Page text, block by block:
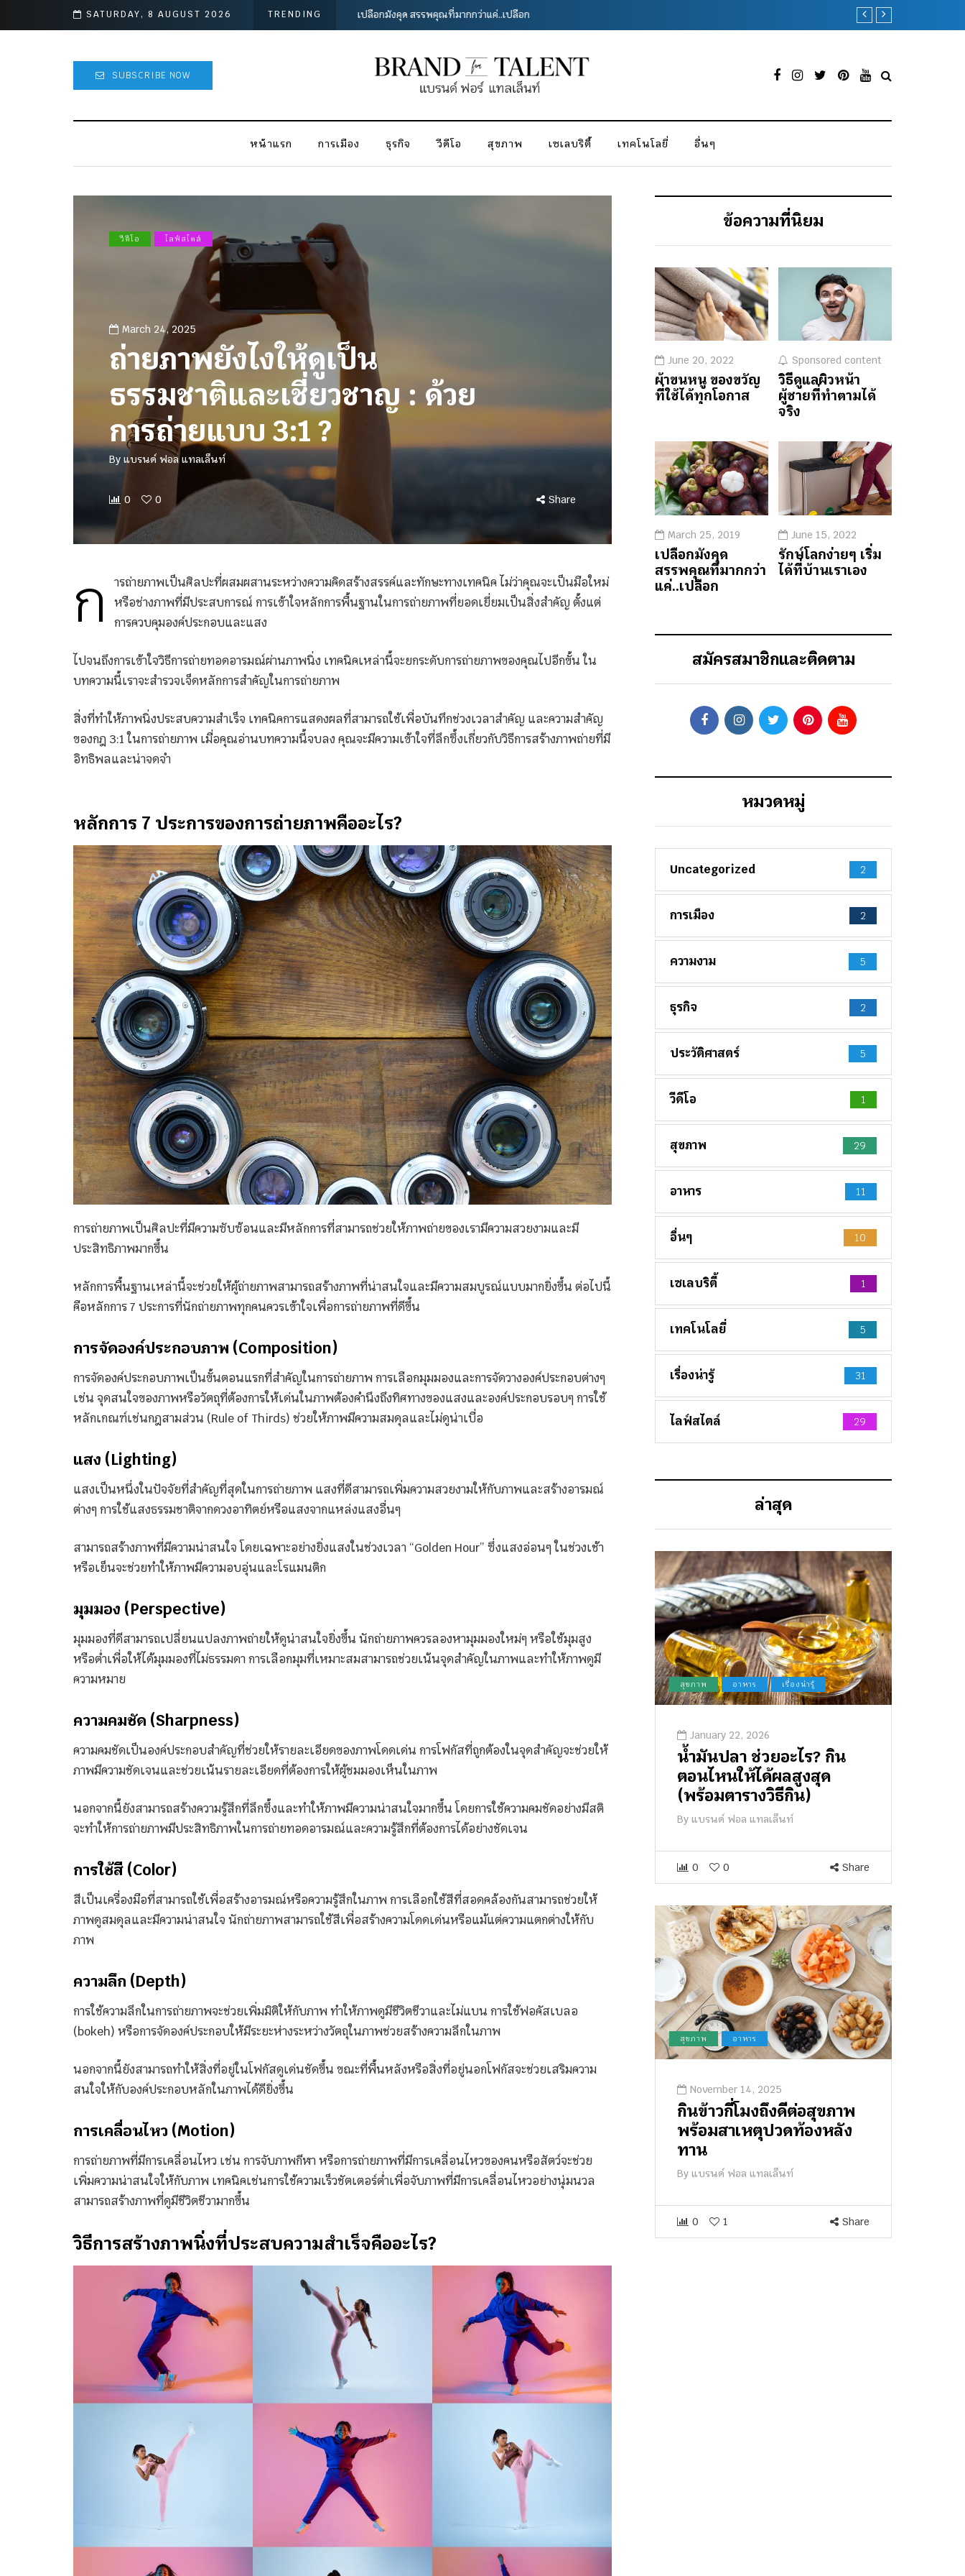
SATURDAY, 8 AUGUST 2026 TRENDING รักษ์โลกง่ายๆ เริ่มได้ที่บ้านเราเอง ผ้าขนหนู ของขวัญที่
SUBSCRIBE NOW
หน้าแรก การเมือง ธุรกิจ วีดีโอ สุขภาพ เซเลบริตี้ เทคโนโลยี่ อื่นๆ
วีดีโอ ไลฟ์สไตล์
March 24, 2025
ถ่ายภาพยังไงให้ดูเป็น
ธรรมชาติและเชี่ยวชาญ : ด้วย
การถ่ายแบบ 3:1 ?
By แบรนด์ ฟอล แทลเล็นท์
0 0 Share
ก
ารถ่ายภาพเป็นศิลปะที่ผสมผสานระหว่างความคิดสร้างสรรค์และทักษะทางเทคนิค ไม่ว่าคุณจะเป็นมือใหม่
หรือช่างภาพที่มีประสบการณ์ การเข้าใจหลักการพื้นฐานในการถ่ายภาพที่ยอดเยี่ยมเป็นสิ่งสำคัญ ตั้งแต่
การควบคุมองค์ประกอบและแสง
ไปจนถึงการเข้าใจวิธีการถ่ายทอดอารมณ์ผ่านภาพนิ่ง เทคนิคเหล่านี้จะยกระดับการถ่ายภาพของคุณไปอีกขั้น ใน
บทความนี้เราจะสำรวจเจ็ดหลักการสำคัญในการถ่ายภาพ
สิ่งที่ทำให้ภาพนิ่งประสบความสำเร็จ เทคนิคการแสดงผลที่สามารถใช้เพื่อบันทึกช่วงเวลาสำคัญ และความสำคัญ
ของกฎ 3:1 ในการถ่ายภาพ เมื่อคุณอ่านบทความนี้จบลง คุณจะมีความเข้าใจที่ลึกซึ้งเกี่ยวกับวิธีการสร้างภาพถ่ายที่มี
อิทธิพลและน่าจดจำ
หลักการ 7 ประการของการถ่ายภาพคืออะไร?
การถ่ายภาพเป็นศิลปะที่มีความซับซ้อนและมีหลักการที่สามารถช่วยให้ภาพถ่ายของเรามีความสวยงามและมี
ประสิทธิภาพมากขึ้น
หลักการพื้นฐานเหล่านี้จะช่วยให้ผู้ถ่ายภาพสามารถสร้างภาพที่น่าสนใจและมีความสมบูรณ์แบบมากยิ่งขึ้น ต่อไปนี้
คือหลักการ 7 ประการที่นักถ่ายภาพทุกคนควรเข้าใจเพื่อการถ่ายภาพที่ดีขึ้น
การจัดองค์ประกอบภาพ (Composition)
การจัดองค์ประกอบภาพเป็นขั้นตอนแรกที่สำคัญในการถ่ายภาพ การเลือกมุมมองและการจัดวางองค์ประกอบต่างๆ
เช่น จุดสนใจของภาพหรือวัตถุที่ต้องการให้เด่นในภาพต้องคำนึงถึงทิศทางของแสงและองค์ประกอบรอบๆ การใช้
หลักเกณฑ์เช่นกฎสามส่วน (Rule of Thirds) ช่วยให้ภาพมีความสมดุลและไม่ดูน่าเบื่อ
แสง (Lighting)
แสงเป็นหนึ่งในปัจจัยที่สำคัญที่สุดในการถ่ายภาพ แสงที่ดีสามารถเพิ่มความสวยงามให้กับภาพและสร้างอารมณ์
ต่างๆ การใช้แสงธรรมชาติจากดวงอาทิตย์หรือแสงจากแหล่งแสงอื่นๆ
สามารถสร้างภาพที่มีความน่าสนใจ โดยเฉพาะอย่างยิ่งแสงในช่วงเวลา “Golden Hour” ซึ่งแสงอ่อนๆ ในช่วงเช้า
หรือเย็นจะช่วยทำให้ภาพมีความอบอุ่นและโรแมนติก
มุมมอง (Perspective)
มุมมองที่ดีสามารถเปลี่ยนแปลงภาพถ่ายให้ดูน่าสนใจยิ่งขึ้น นักถ่ายภาพควรลองหามุมมองใหม่ๆ หรือใช้มุมสูง
หรือต่ำเพื่อให้ได้มุมมองที่ไม่ธรรมดา การเลือกมุมที่เหมาะสมสามารถช่วยเน้นจุดสำคัญในภาพและทำให้ภาพดูมี
ความหมาย
ความคมชัด (Sharpness)
ความคมชัดเป็นองค์ประกอบสำคัญที่ช่วยให้รายละเอียดของภาพโดดเด่น การโฟกัสที่ถูกต้องในจุดสำคัญจะช่วยให้
ภาพมีความชัดเจนและช่วยเน้นรายละเอียดที่ต้องการให้ผู้ชมมองเห็นในภาพ
นอกจากนี้ยังสามารถสร้างความรู้สึกที่ลึกซึ้งและทำให้ภาพมีความน่าสนใจมากขึ้น โดยการใช้ความคมชัดอย่างมีสติ
จะทำให้การถ่ายภาพมีประสิทธิภาพในการถ่ายทอดอารมณ์และความรู้สึกที่ต้องการได้อย่างชัดเจน
การใช้สี (Color)
สีเป็นเครื่องมือที่สามารถใช้เพื่อสร้างอารมณ์หรือความรู้สึกในภาพ การเลือกใช้สีที่สอดคล้องกันสามารถช่วยให้
ภาพดูสมดุลและมีความน่าสนใจ นักถ่ายภาพสามารถใช้สีเพื่อสร้างความโดดเด่นหรือแม้แต่ความแตกต่างให้กับ
ภาพ
ความลึก (Depth)
การใช้ความลึกในการถ่ายภาพจะช่วยเพิ่มมิติให้กับภาพ ทำให้ภาพดูมีชีวิตชีวาและไม่แบน การใช้ฟอคัสเบลอ
(bokeh) หรือการจัดองค์ประกอบให้มีระยะห่างระหว่างวัตถุในภาพช่วยสร้างความลึกในภาพ
นอกจากนี้ยังสามารถทำให้สิ่งที่อยู่ในโฟกัสดูเด่นชัดขึ้น ขณะที่พื้นหลังหรือสิ่งที่อยู่นอกโฟกัสจะช่วยเสริมความ
สนใจให้กับองค์ประกอบหลักในภาพได้ดียิ่งขึ้น
การเคลื่อนไหว (Motion)
การถ่ายภาพที่มีการเคลื่อนไหว เช่น การจับภาพกีฬา หรือการถ่ายภาพที่มีการเคลื่อนไหวของคนหรือสัตว์จะช่วย
เพิ่มความน่าสนใจให้กับภาพ เทคนิคเช่นการใช้ความเร็วชัตเตอร์ต่ำเพื่อจับภาพที่มีการเคลื่อนไหวอย่างนุ่มนวล
สามารถสร้างภาพที่ดูมีชีวิตชีวามากขึ้น
วิธีการสร้างภาพนิ่งที่ประสบความสำเร็จคืออะไร?
ข้อความที่นิยม
June 20, 2022
ผ้าขนหนู ของขวัญ
ที่ใช้ได้ทุกโอกาส
Sponsored content
วิธีดูแลผิวหน้า
ผู้ชายที่ทำตามได้
จริง
March 25, 2019
เปลือกมังคุด
สรรพคุณที่มากกว่า
แค่..เปลือก
June 15, 2022
รักษ์โลกง่ายๆ เริ่ม
ได้ที่บ้านเราเอง
สมัครสมาชิกและติดตาม
หมวดหมู่
Uncategorized 2
การเมือง 2
ความงาม 5
ธุรกิจ 2
ประวัติศาสตร์ 5
วีดีโอ 1
สุขภาพ 29
อาหาร 11
อื่นๆ 10
เซเลบริตี้ 1
เทคโนโลยี่ 5
เรื่องน่ารู้ 31
ไลฟ์สไตล์ 29
ล่าสุด
สุขภาพ อาหาร เรื่องน่ารู้
January 22, 2026
น้ำมันปลา ช่วยอะไร? กิน
ตอนไหนให้ได้ผลสูงสุด
(พร้อมตารางวิธีกิน)
By แบรนด์ ฟอล แทลเล็นท์
0 0 Share
สุขภาพ อาหาร
November 14, 2025
กินข้าวกี่โมงถึงดีต่อสุขภาพ
พร้อมสาเหตุปวดท้องหลัง
ทาน
By แบรนด์ ฟอล แทลเล็นท์
0 1 Share